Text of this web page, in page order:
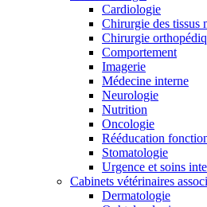
Cardiologie
Chirurgie des tissus
Chirurgie
Comportement
Imagerie
Médecine interne
Neurologie
Nutrition
Oncologie
Rééducation
Stomatologie
Urgence et soins
Cabinets vétérinaires
Dermatologie